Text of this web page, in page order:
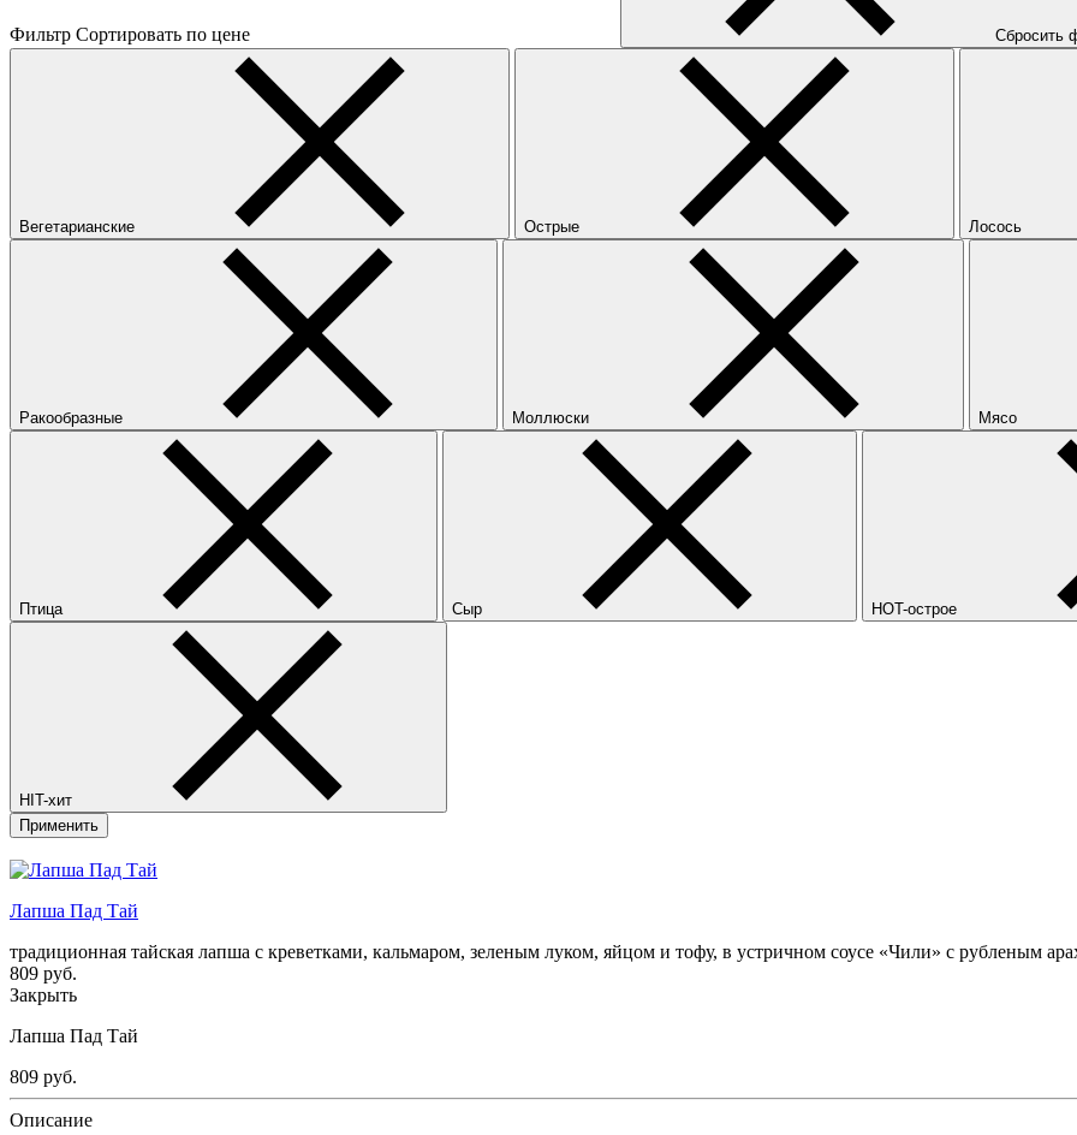
Фильтр Сортировать по цене Сбросить
Вегетарианские Острые Лосось
Ракообразные Моллюски Мясо
Птица Сыр HOT-острое
HIT-хит
Применить
Лапша Пад Тай
традиционная тайская лапша с креветками, кальмаром, зеленым луком, яйцом и тофу, в устричном соусе «Чили» с рубленым
809 руб.
Закрыть
Лапша Пад Тай
809 руб.
Описание